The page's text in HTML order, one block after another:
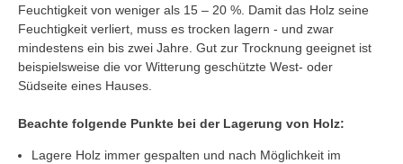
Feuchtigkeit von weniger als 15 – 20 %. Damit das Holz seine
Feuchtigkeit verliert, muss es trocken lagern - und zwar
mindestens ein bis zwei Jahre. Gut zur Trocknung geeignet ist
beispielsweise die vor Witterung geschützte West- oder
Südseite eines Hauses.
Beachte folgende Punkte bei der Lagerung von Holz:
Lagere Holz immer gespalten und nach Möglichkeit im